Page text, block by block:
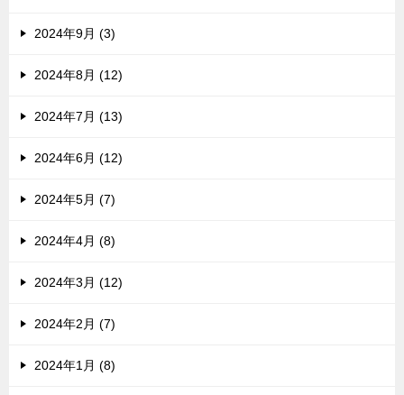
2024年9月 (3)
2024年8月 (12)
2024年7月 (13)
2024年6月 (12)
2024年5月 (7)
2024年4月 (8)
2024年3月 (12)
2024年2月 (7)
2024年1月 (8)